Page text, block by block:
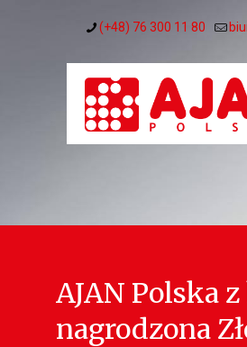
(+48) 76 300 11 80
AJAN Polska
nagrodzona